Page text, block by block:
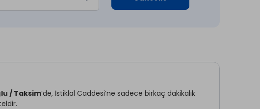
/ Taksim’de, İstiklal Caddesi’ne sadece birkaç dakikalık